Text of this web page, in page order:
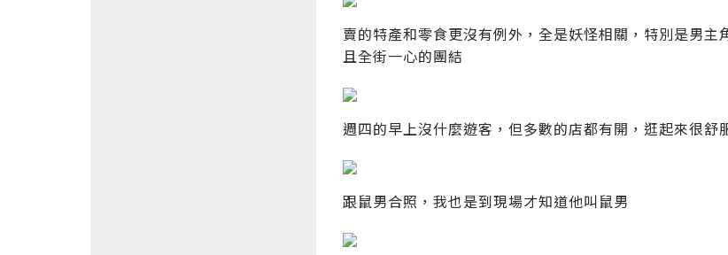
賣的特產和零食更沒有例外，全是妖怪相關，特別是男
且全街一心的團結
週四的早上沒什麼遊客，但多數的店都有開，逛起來很舒
跟鼠男合照，我也是到現場才知道他叫鼠男